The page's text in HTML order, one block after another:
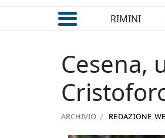
RIMINI
Cesena,
ARCHIVIO REDAZIONE